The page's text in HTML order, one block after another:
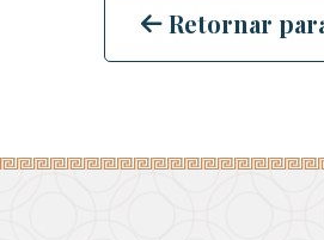
Retornar